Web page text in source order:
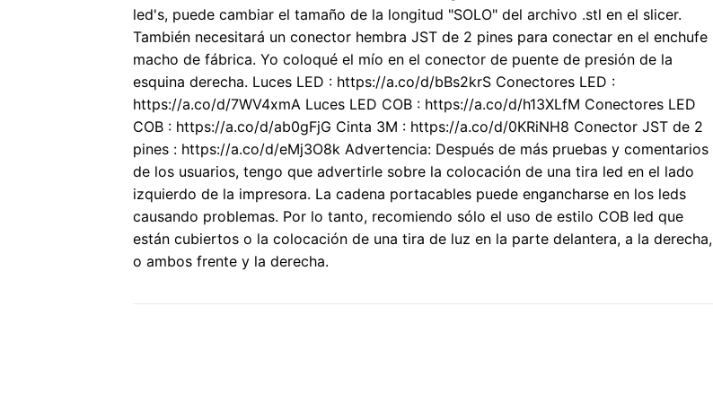
led's, puede cambiar el tamaño de la longitud "SOLO" del archivo .stl en el slicer.
También necesitará un conector hembra JST de 2 pines para conectar en el enchufe
macho de fábrica. Yo coloqué el mío en el conector de puente de presión de la
esquina derecha. Luces LED : https://a.co/d/bBs2krS Conectores LED :
https://a.co/d/7WV4xmA Luces LED COB : https://a.co/d/h13XLfM Conectores LED
COB : https://a.co/d/ab0gFjG Cinta 3M : https://a.co/d/0KRiNH8 Conector JST de 2
pines : https://a.co/d/eMj3O8k Advertencia: Después de más pruebas y comentarios
de los usuarios, tengo que advertirle sobre la colocación de una tira led en el lado
izquierdo de la impresora. La cadena portacables puede engancharse en los leds
causando problemas. Por lo tanto, recomiendo sólo el uso de estilo COB led que
están cubiertos o la colocación de una tira de luz en la parte delantera, a la derecha,
o ambos frente y la derecha.